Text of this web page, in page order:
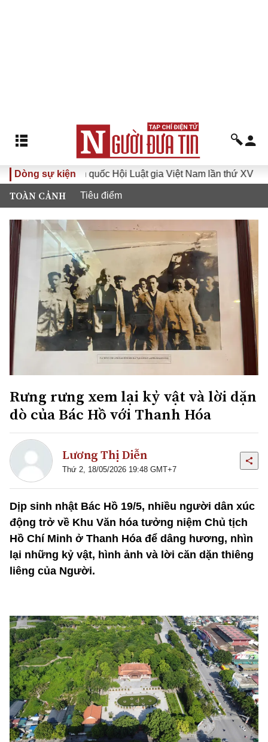
Dòng sự kiện
quốc Hội Luật gia Việt Nam lần thứ XV Chiến dịch
TOÀN CẢNH Tiêu điểm
Rưng rưng xem lại kỷ vật và lời dặn
dò của Bác Hồ với Thanh Hóa
Lương Thị Diễn
Thứ 2, 18/05/2026 19:48 GMT+7
Dịp sinh nhật Bác Hồ 19/5, nhiều người dân xúc
động trở về Khu Văn hóa tưởng niệm Chủ tịch
Hồ Chí Minh ở Thanh Hóa để dâng hương, nhìn
lại những kỷ vật, hình ảnh và lời căn dặn thiêng
liêng của Người.